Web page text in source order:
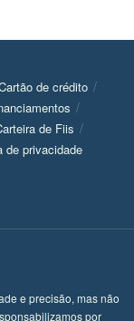
de crédito
de Fiis
de privacidade
e precisão, mas não
por